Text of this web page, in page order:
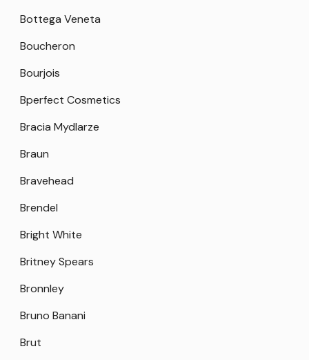
Bottega Veneta
Boucheron
Bourjois
Bperfect Cosmetics
Bracia Mydlarze
Braun
Bravehead
Brendel
Bright White
Britney Spears
Bronnley
Bruno Banani
Brut